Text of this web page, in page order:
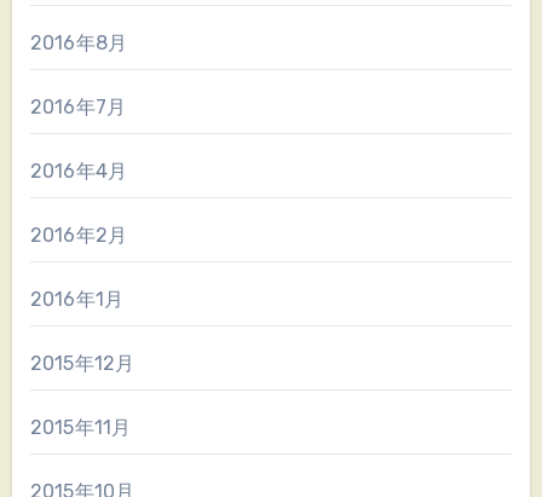
2016年8月
2016年7月
2016年4月
2016年2月
2016年1月
2015年12月
2015年11月
2015年10月